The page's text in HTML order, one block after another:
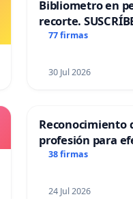
Bibliometro en
recorte.
77 firmas
30 Jul 2026
Reconocimiento
profesión para
38 firmas
24 Jul 2026